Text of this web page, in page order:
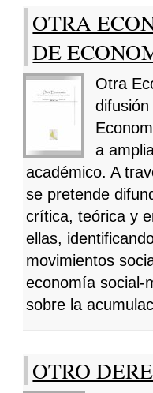
OTRA
DE
Otra
a
académico. A
se pretende
crítica, teórica y
ellas,
movimientos
economía social-
sobre la
OTRO